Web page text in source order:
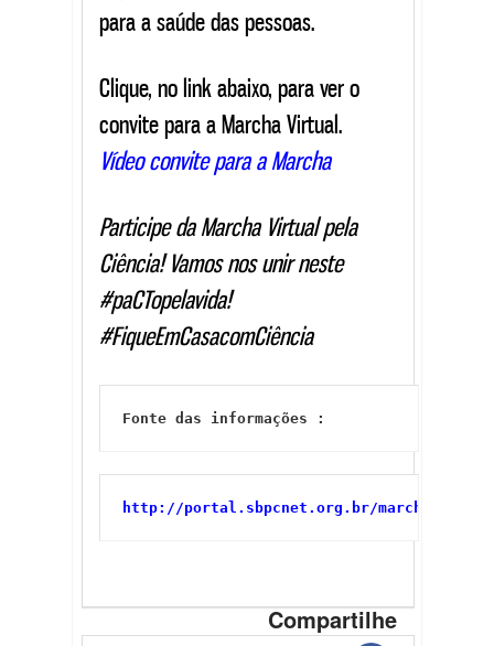
para a saúde das pessoas.
Clique, no link abaixo, para ver o
convite para a Marcha Virtual.
Vídeo convite para a Marcha
Participe da Marcha Virtual pela
Ciência! Vamos nos unir neste
#paCTopelavida!
#FiqueEmCasacomCiência
Fonte das informações :
http://portal.sbpcnet.org.br/marcha-
Compartilhe